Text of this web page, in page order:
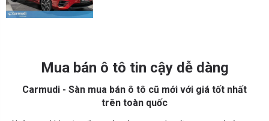
Mua bán ô tô tin cậy dễ dàng
Carmudi - Sàn mua bán ô tô cũ mới với giá tốt nhất
trên toàn quốc